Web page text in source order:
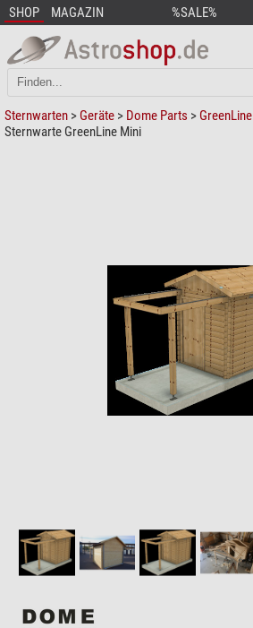
SHOP MAGAZIN %SALE%
Sternwarten > Geräte > Dome Parts > GreenLine
Sternwarte GreenLine Mini